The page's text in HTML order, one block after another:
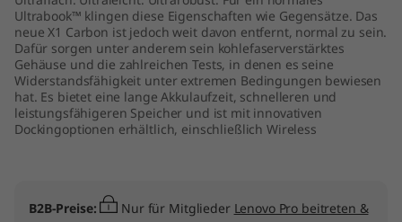
Ultrabook™ klingen diese Eigenschaften wie Gegensätze. Das
neue X1 Carbon ist jedoch weit davon entfernt, normal zu sein.
Dafür sorgen unter anderem sein kohlefaserverstärktes
Gehäuse und die zahlreichen Tests, in denen es seine
Widerstandsfähigkeit unter extremen Bedingungen bewiesen
hat. Es bietet eine lange Akkulaufzeit, schnelleren und
leistungsfähigeren Speicher und ist mit innovativen
Dockingoptionen erhältlich, einschließlich Wireless
B2B-Preise: Nur für Mitglieder Lenovo Pro beitreten &